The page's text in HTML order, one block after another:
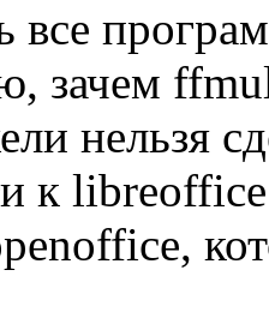
все
зачем
нельзя
к